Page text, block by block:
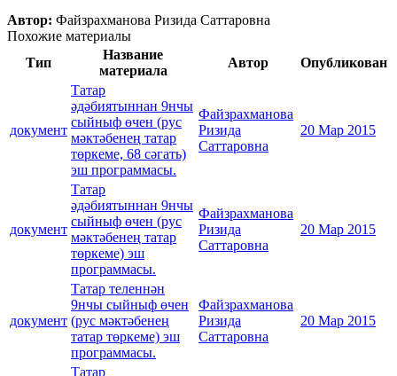
Автор: Файзрахманова Ризида Саттаровна
Похожие материалы
Тип
Название
материала
Автор Опубликован
документ
Татар
әдәбиятыннан 9нчы
сыйныф өчен (рус
мәктәбенең татар
төркеме, 68 сәгать)
эш программасы.
Файзрахманова
Ризида
Саттаровна
20 Мар 2015
документ
Татар
әдәбиятыннан 9нчы
сыйныф өчен (рус
мәктәбенең татар
төркеме) эш
программасы.
Файзрахманова
Ризида
Саттаровна
20 Мар 2015
документ
Татар теленнән
9нчы сыйныф өчен
(рус мәктәбенең
татар төркеме) эш
программасы.
Файзрахманова
Ризида
Саттаровна
20 Мар 2015
Татар